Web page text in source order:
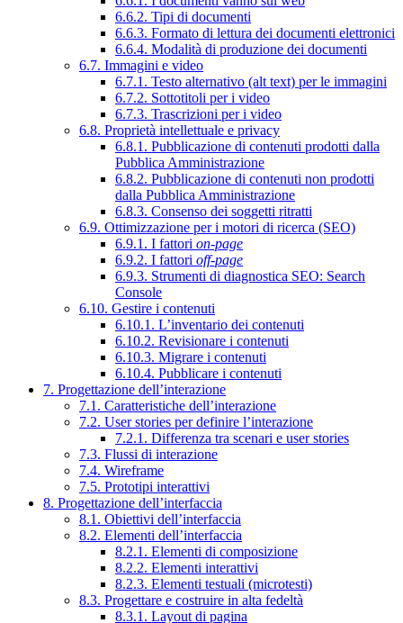
6.6.2. Tipi di documenti
6.6.3. Formato di lettura dei documenti elettronici
6.6.4. Modalità di produzione dei documenti
6.7. Immagini e video
6.7.1. Testo alternativo (alt text) per le immagini
6.7.2. Sottotitoli per i video
6.7.3. Trascrizioni per i video
6.8. Proprietà intellettuale e privacy
6.8.1. Pubblicazione di contenuti prodotti dalla
Pubblica Amministrazione
6.8.2. Pubblicazione di contenuti non prodotti
dalla Pubblica Amministrazione
6.8.3. Consenso dei soggetti ritratti
6.9. Ottimizzazione per i motori di ricerca (SEO)
6.9.1. I fattori on-page
6.9.2. I fattori off-page
6.9.3. Strumenti di diagnostica SEO: Search
Console
6.10. Gestire i contenuti
6.10.1. L’inventario dei contenuti
6.10.2. Revisionare i contenuti
6.10.3. Migrare i contenuti
6.10.4. Pubblicare i contenuti
7. Progettazione dell’interazione
7.1. Caratteristiche dell’interazione
7.2. User stories per definire l’interazione
7.2.1. Differenza tra scenari e user stories
7.3. Flussi di interazione
7.4. Wireframe
7.5. Prototipi interattivi
8. Progettazione dell’interfaccia
8.1. Obiettivi dell’interfaccia
8.2. Elementi dell’interfaccia
8.2.1. Elementi di composizione
8.2.2. Elementi interattivi
8.2.3. Elementi testuali (microtesti)
8.3. Progettare e costruire in alta fedeltà
8.3.1. Layout di pagina